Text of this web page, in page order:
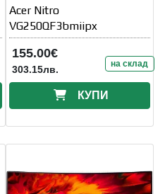
Acer Nitro
VG250QF3bmiipx
155.00€
303.15лв. на склад
КУПИ